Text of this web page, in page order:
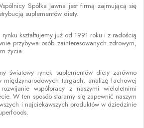
Spółka Jawna jest firmą zajmującą się
suplementów diety.
kształtujemy już od 1991 roku i z radością
przybywa osób zainteresowanych zdrowym,
życia.
światowy rynek suplementów diety zarówno
międzynarodowych targach, analizę fachowej
współpracy z naszymi wieloletnimi
W ten sposób staramy się zapewnić naszym
i najciekawszych produktów w dziedzinie